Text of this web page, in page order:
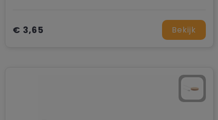
€ 3,65 Bekijk